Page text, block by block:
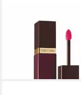
Lippenstift Glänzender
Flüssig-Lippenstift 08
Infatuate 6 ml
lieferbar in 4 Wochen